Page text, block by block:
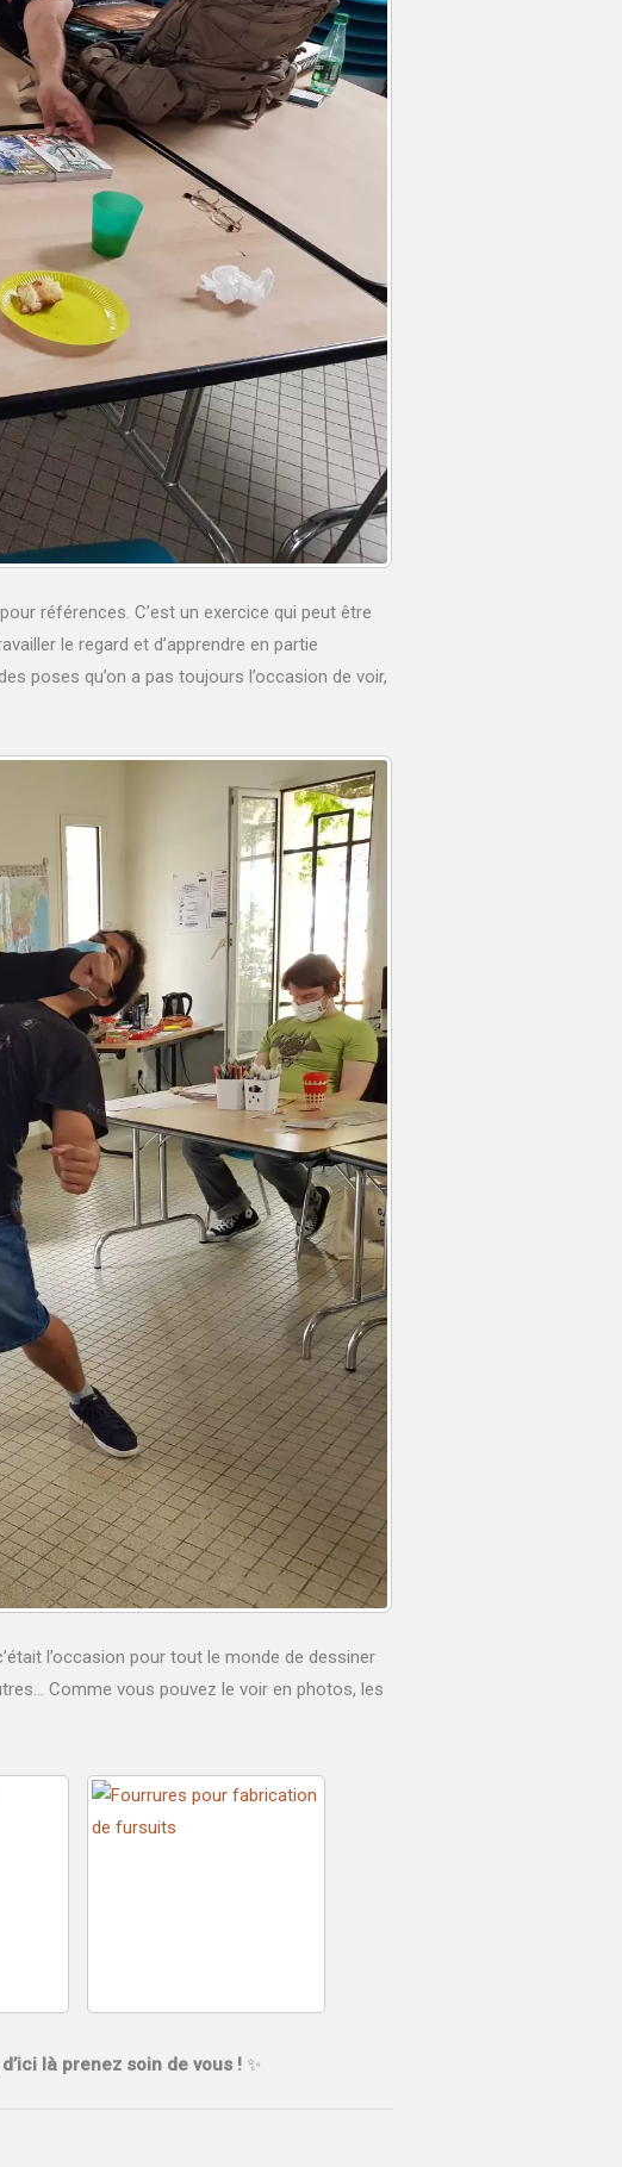
références. C’est un exercice qui peut être
le regard et d’apprendre en partie
poses qu’on a pas toujours l’occasion de voir,
l’occasion pour tout le monde de dessiner
Comme vous pouvez le voir en photos, les
là prenez soin de vous ! ✨